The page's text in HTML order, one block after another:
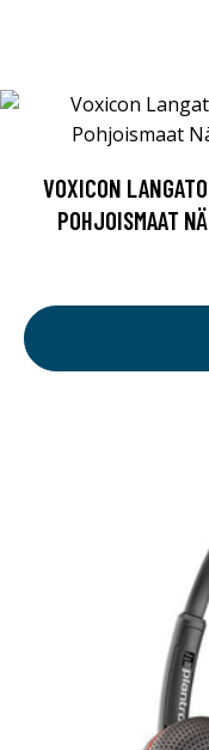
VOXICON
POHJOISMAAT